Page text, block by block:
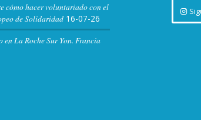
cómo hacer voluntariado con el
de Solidaridad 16-07-26
en La Roche Sur Yon. Francia